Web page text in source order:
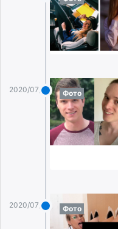
2020/07/19 Фото
2020/07/19 Фото